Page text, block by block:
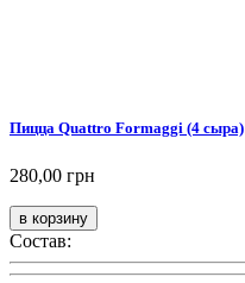
Пицца Quattro Formaggi (4 сыра)
280,00 грн
Состав: